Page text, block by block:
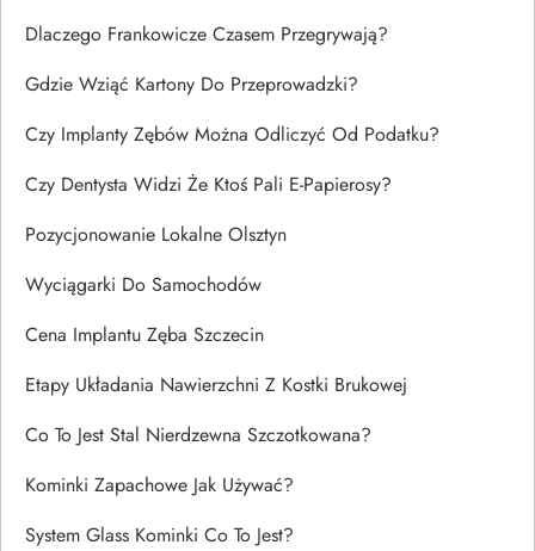
Dlaczego Frankowicze Czasem Przegrywają?
Gdzie Wziąć Kartony Do Przeprowadzki?
Czy Implanty Zębów Można Odliczyć Od Podatku?
Czy Dentysta Widzi Że Ktoś Pali E-Papierosy?
Pozycjonowanie Lokalne Olsztyn
Wyciągarki Do Samochodów
Cena Implantu Zęba Szczecin
Etapy Układania Nawierzchni Z Kostki Brukowej
Co To Jest Stal Nierdzewna Szczotkowana?
Kominki Zapachowe Jak Używać?
System Glass Kominki Co To Jest?